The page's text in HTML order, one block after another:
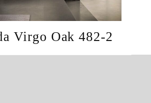
Virgo Oak 482-2